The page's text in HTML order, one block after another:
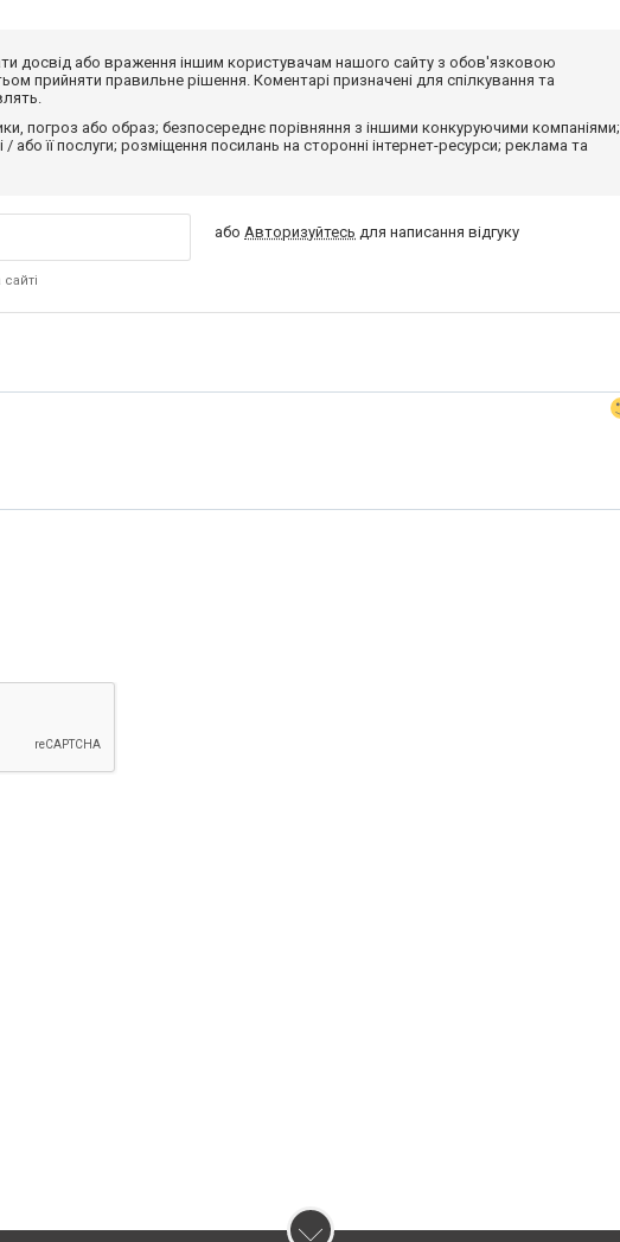
досвід або враження іншим користувачам нашого сайту з обов'язковою
прийняти правильне рішення. Коментарі призначені для спілкування та
погроз або образ; безпосереднє порівняння з іншими конкуруючими компаніями;
або її послуги; розміщення посилань на сторонні інтернет-ресурси; реклама та
абоАвторизуйтесь для написання відгуку